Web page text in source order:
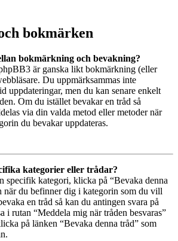
bokmärken
bokmärkning och bevakning?
är ganska likt bokmärkning (eller
Du uppmärksammas inte
uppdateringar, men du kan senare enkelt
Om du istället bevakar en tråd så
via din valda metod eller metoder när
du bevakar uppdateras.
kategorier eller trådar?
specifik kategori, klicka på “Bevaka denna
när du befinner dig i kategorin som du vill
en tråd så kan du antingen svara på
i rutan “Meddela mig när tråden besvaras”
på länken “Bevaka denna tråd” som